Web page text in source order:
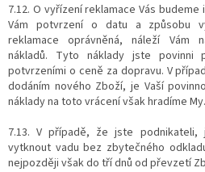
7.12. O vyřízení reklamace Vás
Vám potvrzení o datu a způsobu
reklamace oprávněná, náleží Vám
nákladů. Tyto náklady jste povinni
potvrzeními o ceně za dopravu. V
dodáním nového Zboží, je Vaší
náklady na toto vrácení však hradíme My.
7.13. V případě, že jste podnikateli,
vytknout vadu bez zbytečného
nejpozději však do tří dnů od převzetí